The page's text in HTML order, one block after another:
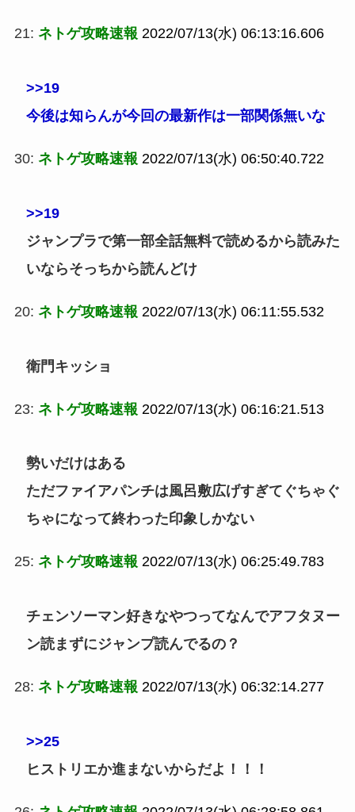
21: ネトゲ攻略速報 2022/07/13(水) 06:13:16.606
>>19
今後は知らんが今回の最新作は一部関係無いな
30: ネトゲ攻略速報 2022/07/13(水) 06:50:40.722
>>19
ジャンプラで第一部全話無料で読めるから読みた
いならそっちから読んどけ
20: ネトゲ攻略速報 2022/07/13(水) 06:11:55.532
衛門キッショ
23: ネトゲ攻略速報 2022/07/13(水) 06:16:21.513
勢いだけはある
ただファイアパンチは風呂敷広げすぎてぐちゃぐ
ちゃになって終わった印象しかない
25: ネトゲ攻略速報 2022/07/13(水) 06:25:49.783
チェンソーマン好きなやつってなんでアフタヌー
ン読まずにジャンプ読んでるの？
28: ネトゲ攻略速報 2022/07/13(水) 06:32:14.277
>>25
ヒストリエか進まないからだよ！！！